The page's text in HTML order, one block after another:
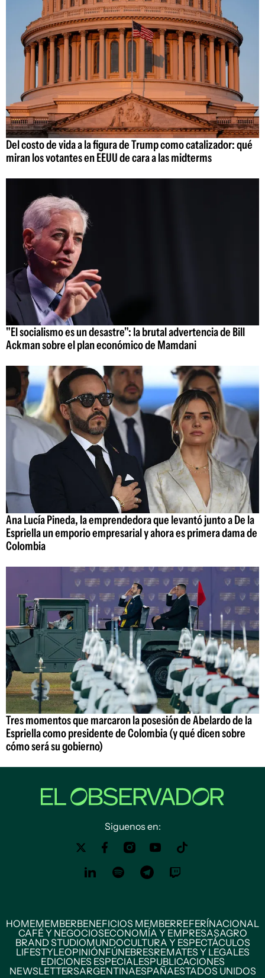
Del costo de vida a la figura de Trump como catalizador: qué
miran los votantes en EEUU de cara a las midterms
"El socialismo es un desastre": la brutal advertencia de Bill
Ackman sobre el plan económico de Mamdani
Ana Lucía Pineda, la emprendedora que levantó junto a De la
Espriella un emporio empresarial y ahora es primera dama de
Colombia
Tres momentos que marcaron la posesión de Abelardo de la
Espriella como presidente de Colombia (y qué dicen sobre
cómo será su gobierno)
Siguenos en:
HOMEMEMBERBENEFICIOS MEMBERREFERÍNACIONAL
CAFÉ Y NEGOCIOSECONOMÍA Y EMPRESASAGRO
BRAND STUDIOMUNDOCULTURA Y ESPECTÁCULOS
LIFESTYLEOPINIÓNFÚNEBRESREMATES Y LEGALES
EDICIONES ESPECIALESPUBLICACIONES
NEWSLETTERSARGENTINAESPAÑAESTADOS UNIDOS